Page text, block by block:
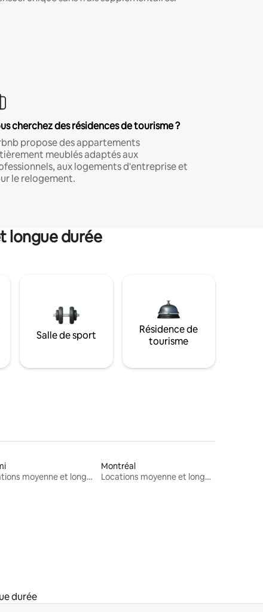
cherchez des résidences de tourisme ?
propose des appartements
meublés adaptés aux
aux logements d'entreprise et
le relogement.
longue durée
Salle de sport
Résidence de
tourisme
Locations moyenne et longue durée
Montréal
Locations moyenne et longue durée
durée